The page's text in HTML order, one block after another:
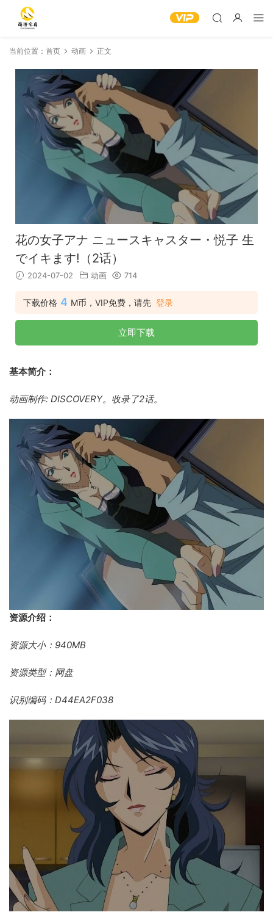
当前位置： 首页 动画 正文
花の女子アナ ニュースキャスター・悦子 生
でイキます!（2话）
2024-07-02 动画 714
下载价格 4 M币，VIP免费，请先 登录
立即下载
基本简介：
动画制作: DISCOVERY。收录了2话。
资源介绍：
资源大小：940MB
资源类型：网盘
识别编码：D44EA2F038